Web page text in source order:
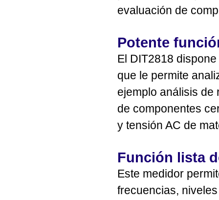
evaluación de
Potente
El DIT2818
que le permite
ejemplo análisis de
de componentes
y tensión AC de
Función lista
Este medidor
frecuencias,